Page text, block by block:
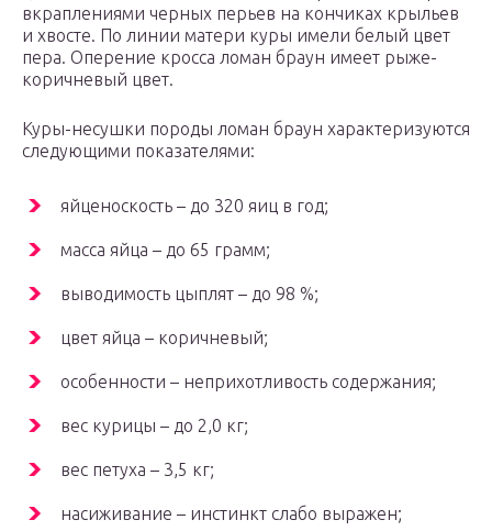
вкраплениями черных перьев на кончиках крыльев
и хвосте. По линии матери куры имели белый цвет
пера. Оперение кросса ломан браун имеет рыже-
коричневый цвет.
Куры-несушки породы ломан браун характеризуются
следующими показателями:
яйценоскость – до 320 яиц в год;
масса яйца – до 65 грамм;
выводимость цыплят – до 98 %;
цвет яйца – коричневый;
особенности – неприхотливость содержания;
вес курицы – до 2,0 кг;
вес петуха – 3,5 кг;
насиживание – инстинкт слабо выражен;